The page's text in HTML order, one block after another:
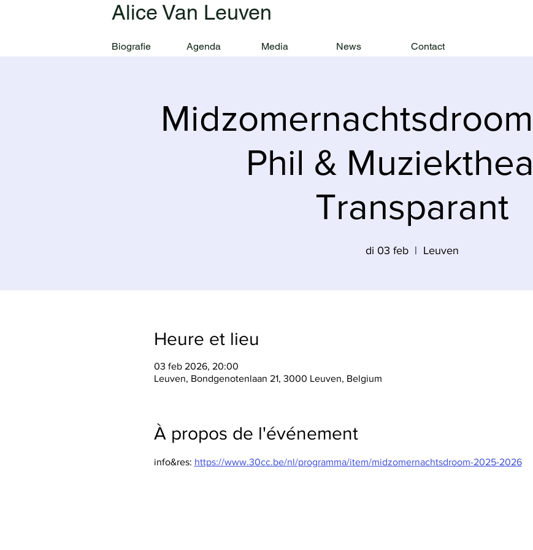
Alice Van Leuven
Biografie Agenda Media News Contact
Phil &
Transparant
di 03 feb
  |
Leuven
Heure et lieu
03 feb 2026, 20:00
Leuven, Bondgenotenlaan 21, 3000 Leuven, Belgium
À propos de l'événement
info&res: https://www.30cc.be/nl/programma/item/midzomernachtsdroom-2025-2026